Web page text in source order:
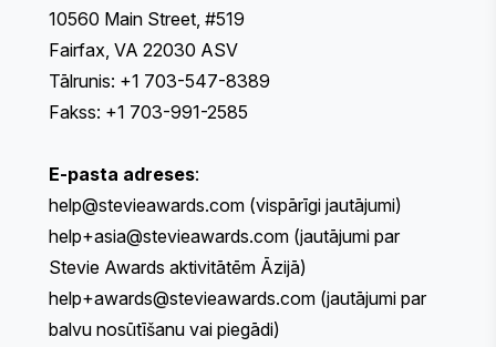
10560 Main Street, #519
Fairfax, VA 22030 ASV
Tālrunis: +1 703-547-8389
Fakss: +1 703-991-2585
E-pasta adreses:
help@stevieawards.com (vispārīgi jautājumi)
help+asia@stevieawards.com (jautājumi par
Stevie Awards aktivitātēm Āzijā)
help+awards@stevieawards.com (jautājumi par
balvu nosūtīšanu vai piegādi)